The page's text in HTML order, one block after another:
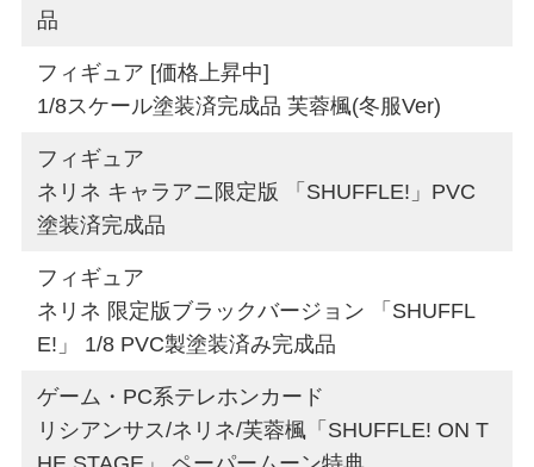
品
フィギュア [価格上昇中]
1/8スケール塗装済完成品 芙蓉楓(冬服Ver)
フィギュア
ネリネ キャラアニ限定版 「SHUFFLE!」PVC
塗装済完成品
フィギュア
ネリネ 限定版ブラックバージョン 「SHUFFL
E!」 1/8 PVC製塗装済み完成品
ゲーム・PC系テレホンカード
リシアンサス/ネリネ/芙蓉楓「SHUFFLE! ON T